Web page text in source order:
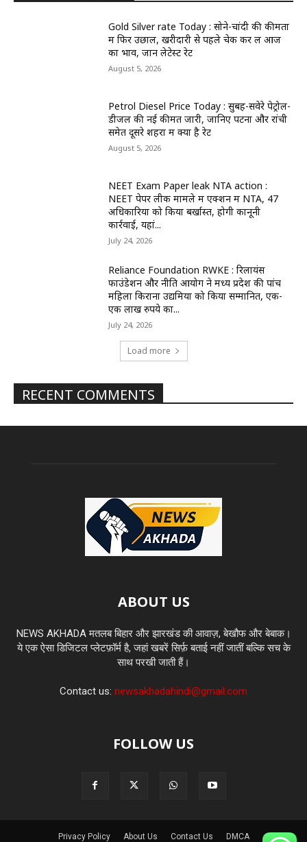
Gold Silver rate Today : सोने-चांदी की कीमतों
में फिर उछाल, खरीदारी से पहले चेक कर लें आज
का भाव, जानें लेटेस्ट रेट
August 5, 2026
Petrol Diesel Price Today : सुबह-सवेरे पेट्रोल-
डीजल की नई कीमतें जारी, जानिए पटना और रांची
समेत दूसरे शहरों में क्या है रेट
August 5, 2026
NEET Exam Paper leak NTA action :
NEET पेपर लीक मामले में एक्शन में NTA, 47
अधिकारियों को किया बर्खास्त, होगी कानूनी
कार्रवाई, यहां...
July 24, 2026
Reliance Foundation RWKE : रिलायंस
फाउंडेशन और नीति आयोग ने मध्य प्रदेश की पांच
महिला किराना उद्यमियों को किया सम्मानित, एक-
एक लाख रुपये का...
July 24, 2026
Load more
RECENT COMMENTS
ABOUT US
NEWS AKHADA मतलब बिहार और झारखंड की आवाज़, बेखौफ और बेबाक।
ये एक ऐसा डिजिटल प्लेटफ़ॉर्म है, जहां खबरें सिर्फ़ बताई नहीं जातीं बल्कि सच के
साथ परखी जाती हैं।
Contact us: newsakhadahindi@gmail.com
FOLLOW US
Privacy Policy About Us Contact Us DMCA